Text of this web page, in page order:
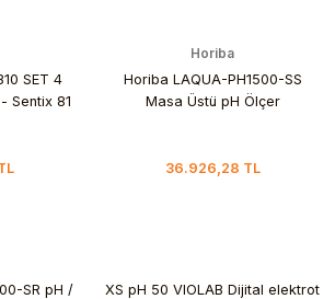
SET 4
Sentix 81
Horiba
Horiba LAQUA-PH1500-SS
Masa Üstü pH Ölçer
36.926,28 TL
SR pH /
XS pH 50 VIOLAB Dijital elektrot